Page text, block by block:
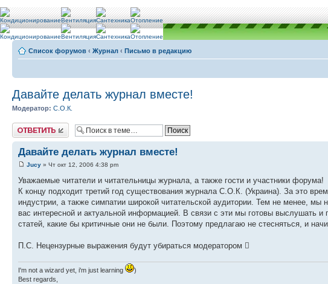
Список форумов ‹ Журнал ‹ Письмо в редакцию
Давайте делать журнал вместе!
Модератор: С.О.К.
Ответить
Давайте делать журнал вместе!
Jucy » Чт окт 12, 2006 4:38 pm
Уважаемые читатели и читательницы журнала, а также гости и участники форума!
К концу подходит третий год существования журнала С.О.К. (Украина). За это
индустрии, а также симпатии широкой читательской аудитории. Тем не менее, мы
вас интересной и актуальной информацией. В связи с эти мы готовы выслушать
статей, какие бы критичные они не были. Поэтому предлагаю не стесняться, и
П.С. Нецензурные выражения будут убираться модератором 
I'm not a wizard yet, i'm just learning
)
Best regards,